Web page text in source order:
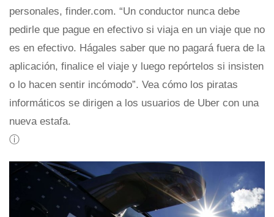
personales, finder.com. “Un conductor nunca debe
pedirle que pague en efectivo si viaja en un viaje que no
es en efectivo. Hágales saber que no pagará fuera de la
aplicación, finalice el viaje y luego repórtelos si insisten
o lo hacen sentir incómodo”. Vea cómo los piratas
informáticos se dirigen a los usuarios de Uber con una
nueva estafa.
ⓘ